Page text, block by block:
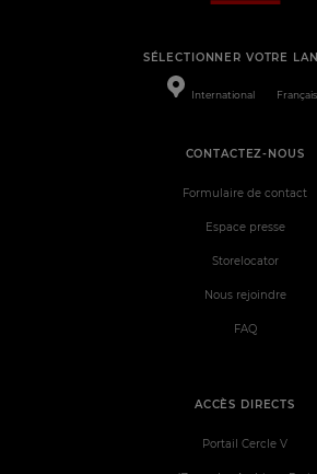
SÉLECTIONNER VOTRE
International Français
ACCÈS DIRECTS
Portail Cercle V
CONTACTEZ-NOUS
Formulaire de contact
Espace presse
Storelocator
Nous rejoindre
FAQ